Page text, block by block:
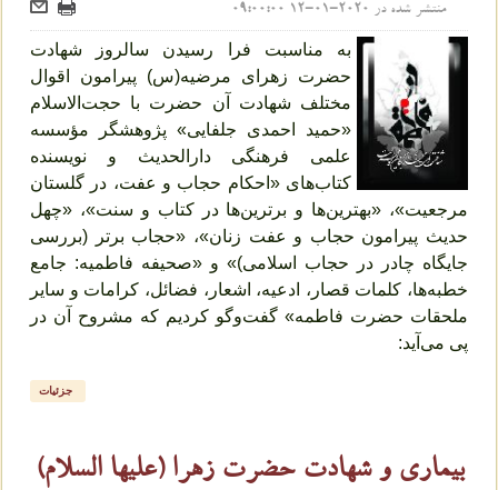
منتشر شده در 2020-01-12 09:00:00
به مناسبت فرا رسیدن سالروز شهادت
حضرت زهرای مرضیه(س) پیرامون اقوال
مختلف شهادت آن حضرت با حجت‌الاسلام
«حمید احمدی جلفایی» پژوهشگر مؤسسه
علمی فرهنگی دارالحدیث و نویسنده
کتاب‌های «احکام حجاب و عفت، در گلستان
مرجعیت»، «بهترین‌ها و برترین‌ها در کتاب و سنت»، «چهل
حدیث پیرامون حجاب و عفت زنان»، «حجاب برتر (بررسی
جایگاه چادر در حجاب اسلامی)» و «صحیفه فاطمیه: جامع
خطبه‌ها، کلمات قصار، ادعیه، اشعار، فضائل، کرامات و سایر
ملحقات حضرت فاطمه» گفت‌و‌گو کردیم که مشروح آن در
پی می‌آید:
جزئیات
بیماری و شهادت حضرت زهرا (علیها السلام)